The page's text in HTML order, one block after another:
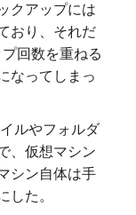
クアップには
おり、それだ
回数を重ねる
なってしまっ
ルやフォルダ
、仮想マシン
シン自体は手
した。